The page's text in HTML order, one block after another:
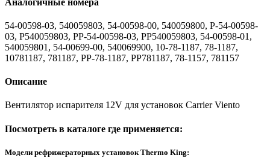
54-00598-03, 540059803, 54-00598-00, 540059800, P-54-00598-
03, P540059803, PP-54-00598-03, PP540059803, 54-00598-01,
540059801, 54-00699-00, 540069900, 10-78-1187, 78-1187,
10781187, 781187, PP-78-1187, PP781187, 78-1157, 781157
Описание
Вентилятор испарителя 12V для установок Carrier Viento
Посмотреть в каталоге где применяется:
Модели рефрижераторных установок Thermo King: